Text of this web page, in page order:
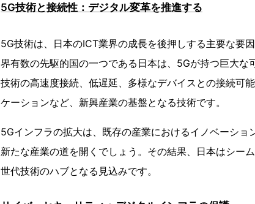
5G技術と接続性：デジタル変革を推進する
5G技術は、日本のICT業界の成長を後押しする主要な要
界有数の先駆的国の一つである日本は、5Gが持つ巨大
技術の高速度接続、低遅延、多様なデバイスとの接続可
ケーションなど、新興産業の基盤となる技術です。
5Gインフラの拡大は、既存の産業におけるイノベーシ
新たな産業の道を開くでしょう。その結果、日本はシー
世代技術のハブとなる見込みです。